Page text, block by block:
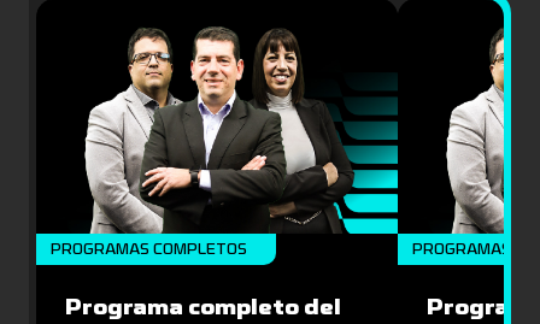
PROGRAMAS COMPLETOS
Programa completo del
PROGRAMAS